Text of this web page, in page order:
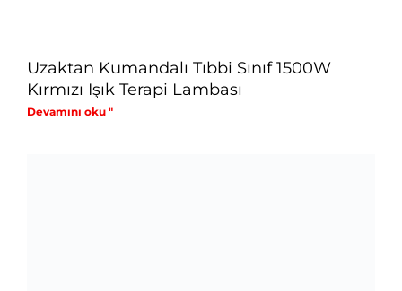
Uzaktan Kumandalı Tıbbi Sınıf 1500W
Kırmızı Işık Terapi Lambası
Devamını oku "